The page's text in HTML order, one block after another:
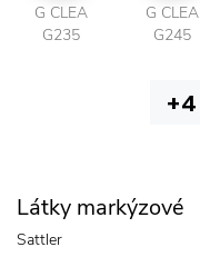
G CLEA
G235
G CLEA
G245
Látky markýzové
Sattler